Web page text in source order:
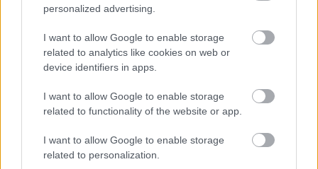
personalized advertising.
I want to allow Google to enable storage
related to analytics like cookies on web or
device identifiers in apps.
I want to allow Google to enable storage
related to functionality of the website or app.
I want to allow Google to enable storage
related to personalization.
Προσθήκη Σχολίου
ΣΗΜΕΡΑ ΣΤΟ IATRONET.GR